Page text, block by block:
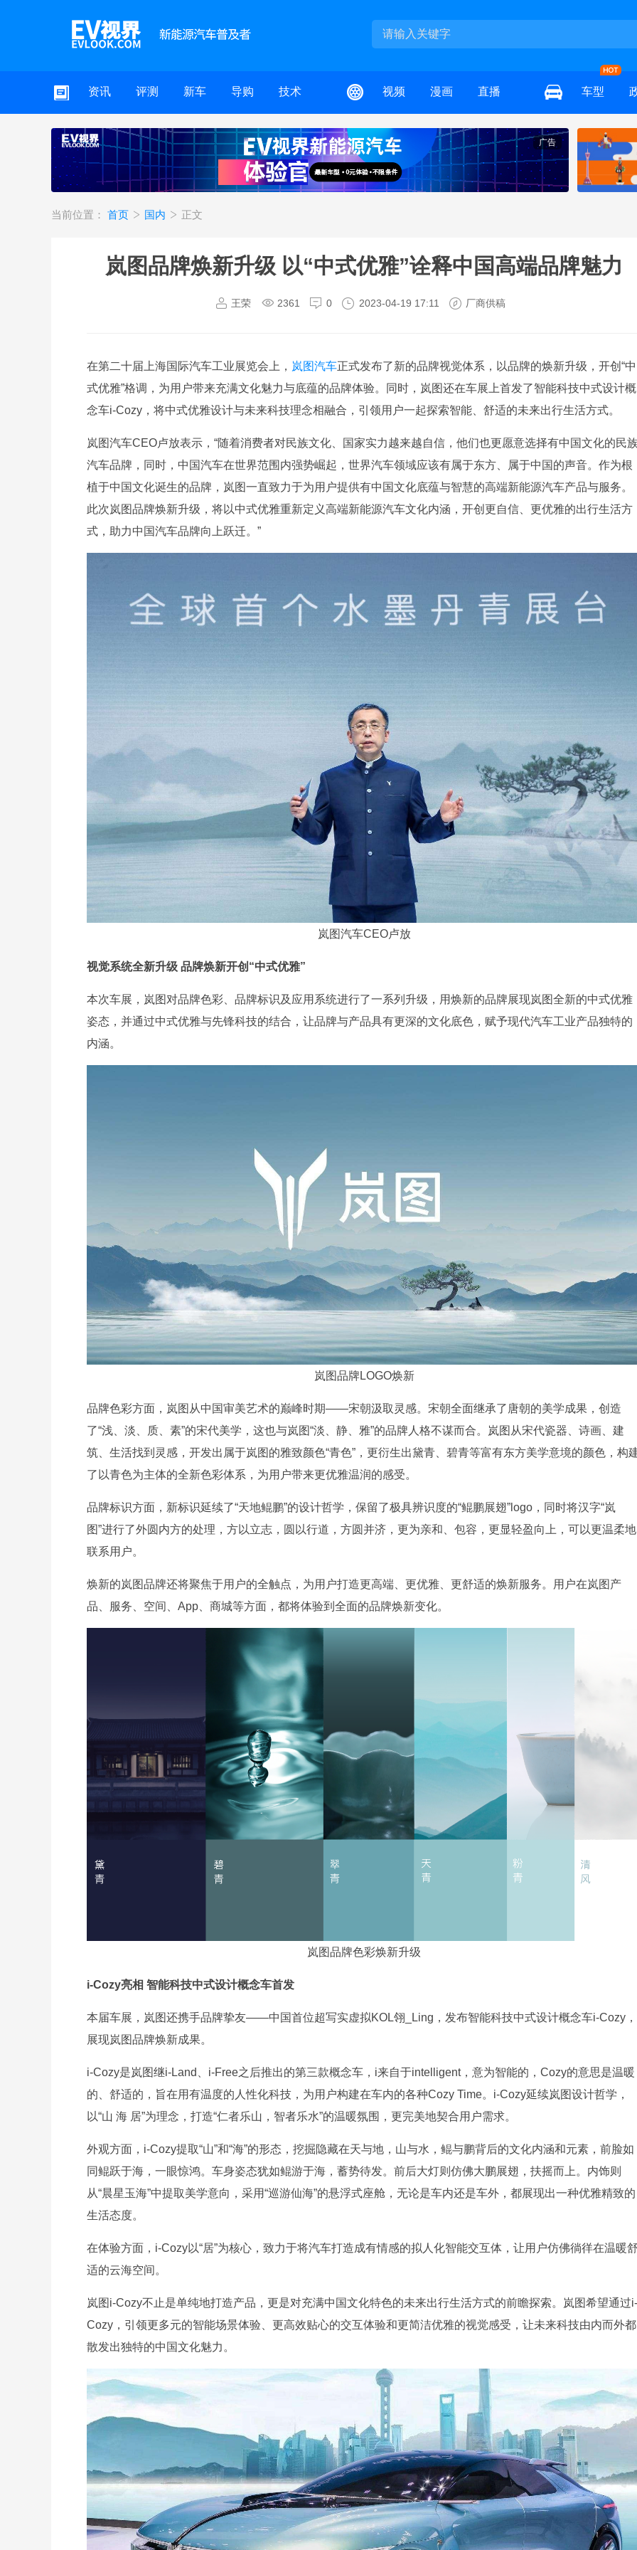
资讯 评测 新车 导购 技术 视频 漫画 直播 车型
广告
当前位置： 首页 国内 正文
岚图品牌焕新升级 以“中式优雅”诠释中国高端品牌魅力
王荣 2361 0 2023-04-19 17:11 厂商供稿
在第二十届上海国际汽车工业展览会上， 岚图汽车正式发布了新的品牌视觉体系，以品牌的焕新升级，开创“中
式优雅”格调，为用户带来充满文化魅力与底蕴的品牌体验。同时，岚图还在车展上首发了智能科技中式设计概
念车i-Cozy，将中式优雅设计与未来科技理念相融合，引领用户一起探索智能、舒适的未来出行生活方式。
岚图汽车CEO卢放表示，“随着消费者对民族文化、国家实力越来越自信，他们也更愿意选择有中国文化的民
汽车品牌，同时，中国汽车在世界范围内强势崛起，世界汽车领域应该有属于东方、属于中国的声音。作为根
植于中国文化诞生的品牌，岚图一直致力于为用户提供有中国文化底蕴与智慧的高端新能源汽车产品与服务。
此次岚图品牌焕新升级，将以中式优雅重新定义高端新能源汽车文化内涵，开创更自信、更优雅的出行生活方
式，助力中国汽车品牌向上跃迁。”
岚图汽车CEO卢放
视觉系统全新升级 品牌焕新开创“中式优雅”
本次车展，岚图对品牌色彩、品牌标识及应用系统进行了一系列升级，用焕新的品牌展现岚图全新的中式优雅
姿态，并通过中式优雅与先锋科技的结合，让品牌与产品具有更深的文化底色，赋予现代汽车工业产品独特的
内涵。
岚图品牌LOGO焕新
品牌色彩方面，岚图从中国审美艺术的巅峰时期——宋朝汲取灵感。宋朝全面继承了唐朝的美学成果，创造
了“浅、淡、质、素”的宋代美学，这也与岚图“淡、静、雅”的品牌人格不谋而合。岚图从宋代瓷器、诗画、建
筑、生活找到灵感，开发出属于岚图的雅致颜色“青色”，更衍生出黛青、碧青等富有东方美学意境的颜色，构
了以青色为主体的全新色彩体系，为用户带来更优雅温润的感受。
品牌标识方面，新标识延续了“天地鲲鹏”的设计哲学，保留了极具辨识度的“鲲鹏展翅”logo，同时将汉字“岚
图”进行了外圆内方的处理，方以立志，圆以行道，方圆并济，更为亲和、包容，更显轻盈向上，可以更温柔地
联系用户。
焕新的岚图品牌还将聚焦于用户的全触点，为用户打造更高端、更优雅、更舒适的焕新服务。用户在岚图产
品、服务、空间、App、商城等方面，都将体验到全面的品牌焕新变化。
岚图品牌色彩焕新升级
i-Cozy亮相 智能科技中式设计概念车首发
本届车展，岚图还携手品牌挚友——中国首位超写实虚拟KOL翎_Ling，发布智能科技中式设计概念车i-Cozy，
展现岚图品牌焕新成果。
i-Cozy是岚图继i-Land、i-Free之后推出的第三款概念车，i来自于intelligent，意为智能的，Cozy的意思是温暖
的、舒适的，旨在用有温度的人性化科技，为用户构建在车内的各种Cozy Time。i-Cozy延续岚图设计哲学，
以“山 海 居”为理念，打造“仁者乐山，智者乐水”的温暖氛围，更完美地契合用户需求。
外观方面，i-Cozy提取“山”和“海”的形态，挖掘隐藏在天与地，山与水，鲲与鹏背后的文化内涵和元素，前脸如
同鲲跃于海，一眼惊鸿。车身姿态犹如鲲游于海，蓄势待发。前后大灯则仿佛大鹏展翅，扶摇而上。内饰则
从“晨星玉海”中提取美学意向，采用“巡游仙海”的悬浮式座舱，无论是车内还是车外，都展现出一种优雅精致的
生活态度。
在体验方面，i-Cozy以“居”为核心，致力于将汽车打造成有情感的拟人化智能交互体，让用户仿佛徜徉在温暖
适的云海空间。
岚图i-Cozy不止是单纯地打造产品，更是对充满中国文化特色的未来出行生活方式的前瞻探索。岚图希望通过i-
Cozy，引领更多元的智能场景体验、更高效贴心的交互体验和更简洁优雅的视觉感受，让未来科技由内而外都
散发出独特的中国文化魅力。